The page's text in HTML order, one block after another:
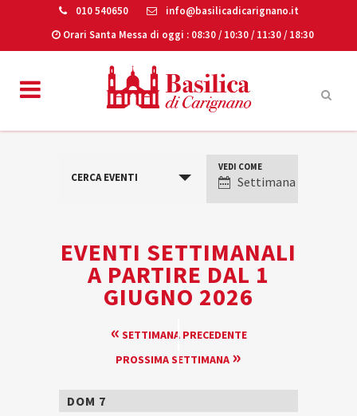
010 540650
info@basilicadicarignano.it
Orari Santa Messa di oggi : 08:30 / 10:30 / 11:30 / 18:30
CERCA EVENTI
VISUALIZZAZIONI
EVENTO
VEDI COME
Settimana
EVENTI SETTIMANALI
A PARTIRE DAL 1
GIUGNO 2026
NAVIGAZIONE
« SETTIMANA PRECEDENTE
PROSSIMA SETTIMANA »
DOM 7